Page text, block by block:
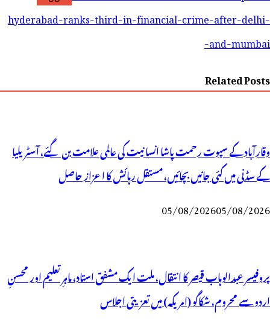
hyderabad-ranks-third-in-financial-crime-after-delhi-
and-mumbai-
Related Posts
وقارآباد کے سپوت رحمت پاشا انسانیت کی عالمی علامت بن گئے، آسٹریلیا
کے سڈنی میں کئی جانیں بچائیں، مستقل رہائش کا اعزاز حاصل
05/08/202605/08/2026
پروفیسر عبدالوہاب قیصر کا انتقال، ملت ایک مشفق استاد، ماہرِتعلیم اور محسنِ
اردو سے محروم، شکاگو (امریکہ) میں تعزیتی اجلاس